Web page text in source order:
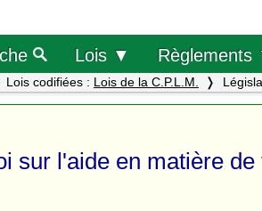
Lois ▼ Règlements
Lois codifiées : Lois de la C.P.L.M.
sur l'aide en matière